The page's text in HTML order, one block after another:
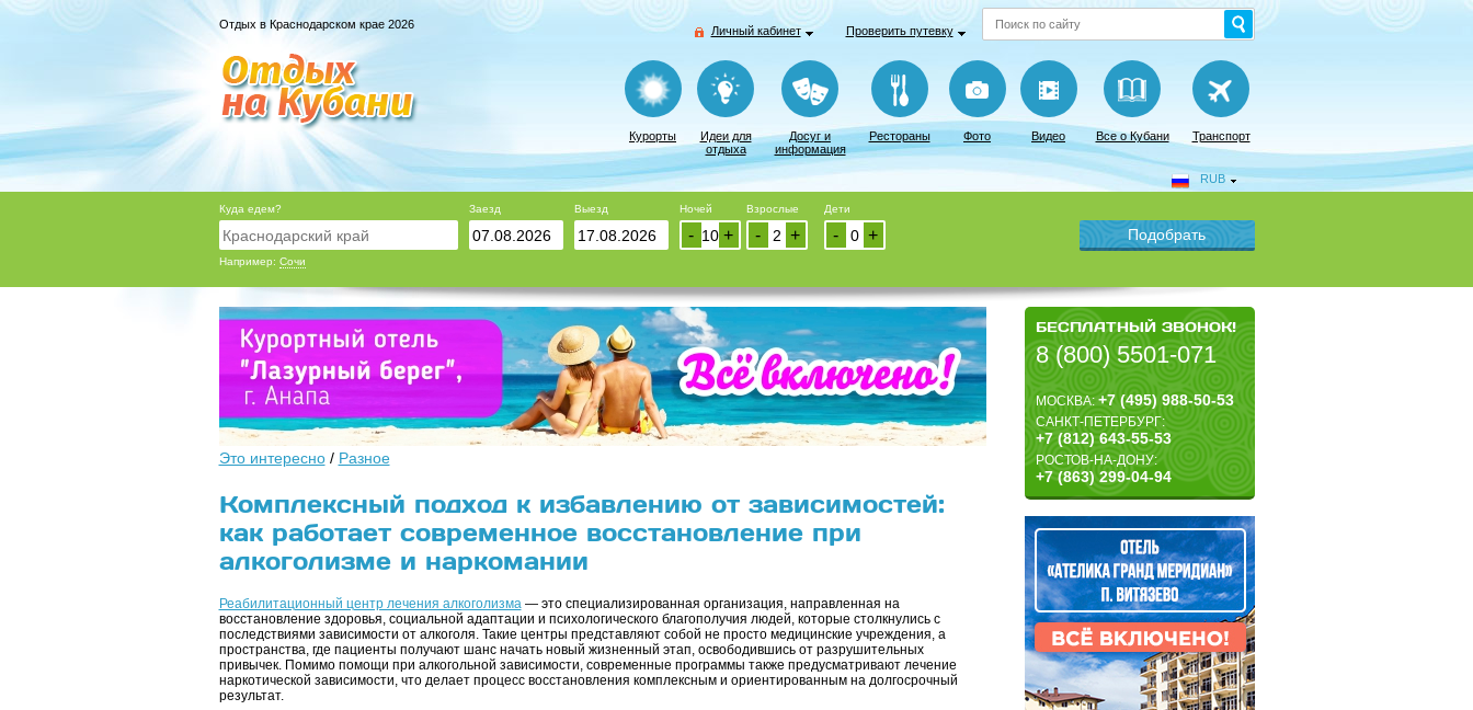
Отдых в Краснодарском крае 2026 Личный кабинет Проверить путевку
Курорты
Идеи для
отдыха
Досуг и
информация
Рестораны Фото Видео Все о Кубани Транспорт
RUB
Куда едем?
Например: Сочи
Заезд Выезд Ночей
+
-
Взрослые
+
-
Дети
+
-
БЕСПЛАТНЫЙ ЗВОНОК!
8 (800) 5501-071
МОСКВА:+7 (495) 988-50-53
САНКТ-ПЕТЕРБУРГ:
+7 (812) 643-55-53
РОСТОВ-НА-ДОНУ:
+7 (863) 299-04-94
Это интересно/ Разное
Комплексный подход к избавлению от зависимостей:
как работает современное восстановление при
алкоголизме и наркомании
Реабилитационный центр лечения алкоголизма— это специализированная организация, направленная на
восстановление здоровья, социальной адаптации и психологического благополучия людей, которые столкнулись с
последствиями зависимости от алкоголя. Такие центры представляют собой не просто медицинские учреждения, а
пространства, где пациенты получают шанс начать новый жизненный этап, освободившись от разрушительных
привычек. Помимо помощи при алкогольной зависимости, современные программы также предусматривают лечение
наркотической зависимости, что делает процесс восстановления комплексным и ориентированным на долгосрочный
результат.